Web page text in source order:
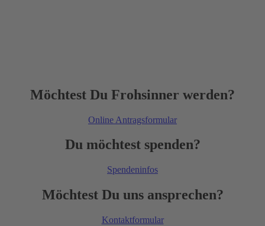
Möchtest Du Frohsinner werden?
Online Antragsformular
Du möchtest spenden?
Spendeninfos
Möchtest Du uns ansprechen?
Kontaktformular